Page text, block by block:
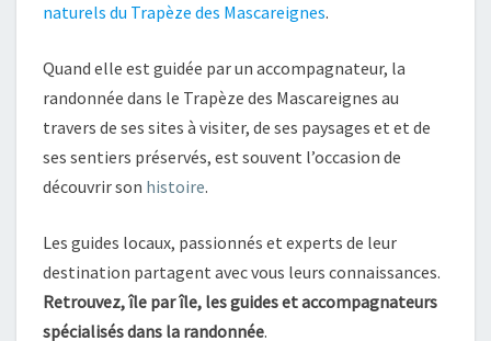
naturels du Trapèze des Mascareignes.
Quand elle est guidée par un accompagnateur, la
randonnée dans le Trapèze des Mascareignes au
travers de ses sites à visiter, de ses paysages et et de
ses sentiers préservés, est souvent l’occasion de
découvrir son histoire.
Les guides locaux, passionnés et experts de leur
destination partagent avec vous leurs connaissances.
Retrouvez, île par île, les guides et accompagnateurs
spécialisés dans la randonnée.